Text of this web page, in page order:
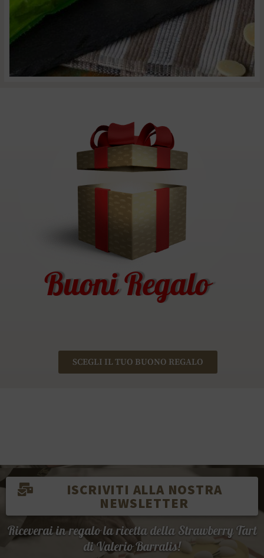
Buoni Regalo
SCEGLI IL TUO BUONO REGALO
ISCRIVITI ALLA NOSTRA
NEWSLETTER
Riceverai in regalo la ricetta della Strawberry Tart
di Valerio Barralis!